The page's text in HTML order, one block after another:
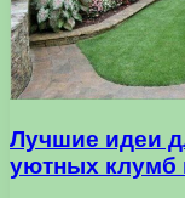
Лучшие идеи
уютных клумб